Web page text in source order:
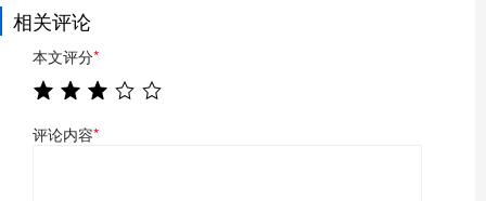
相关评论
本文评分*
评论内容*